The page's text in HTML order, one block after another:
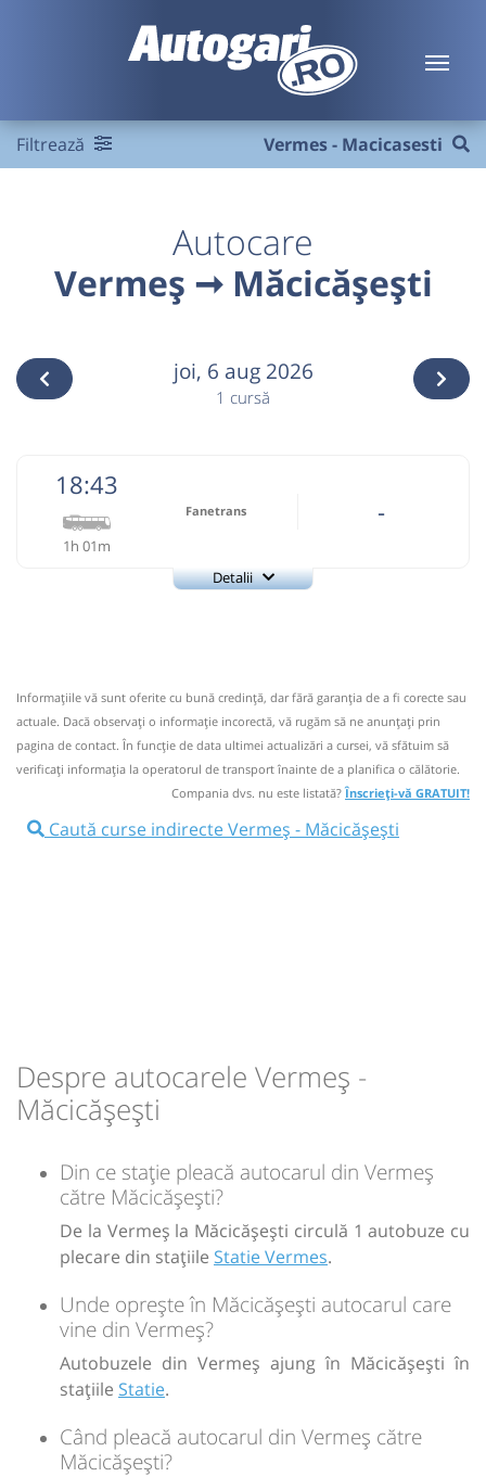
Filtrează Vermes - Macicasesti
Autocare
Vermeș ➞ Măcicășești
joi, 6 aug 2026
1 cursă
18:43
1h 01m
Fanetrans -
Detalii
Info: +4-0745-145.848;+4-0744-639.252
Nu a circulat?Semnalați aici (5 comentarii)
NOU!Pune poze din călătoria ta⤣
18:43 Vermeș Statie Vermes
-
Informaţiile vă sunt oferite cu bună credinţă, dar fără garanţia de a fi corecte sau
actuale. Dacă observați o informaţie incorectă, vă rugăm să ne anunțați prin
pagina de contact. În funcție de data ultimei actualizări a cursei, vă sfătuim să
verificaţi informaţia la operatorul de transport înainte de a planifica o călătorie.
Compania dvs. nu este listată?Înscrieți-vă GRATUIT!
Caută curse indirecte Vermeș - Măcicășești
Despre autocarele Vermeș -
Măcicășești
Din ce stație pleacă autocarul din Vermeș
către Măcicășești?
De la Vermeș la Măcicășești circulă 1 autobuze cu
plecare din stațiile Statie Vermes.
Unde oprește în Măcicășești autocarul care
vine din Vermeș?
Autobuzele din Vermeș ajung în Măcicășești în
stațiile Statie.
Când pleacă autocarul din Vermeș către
Măcicășești?